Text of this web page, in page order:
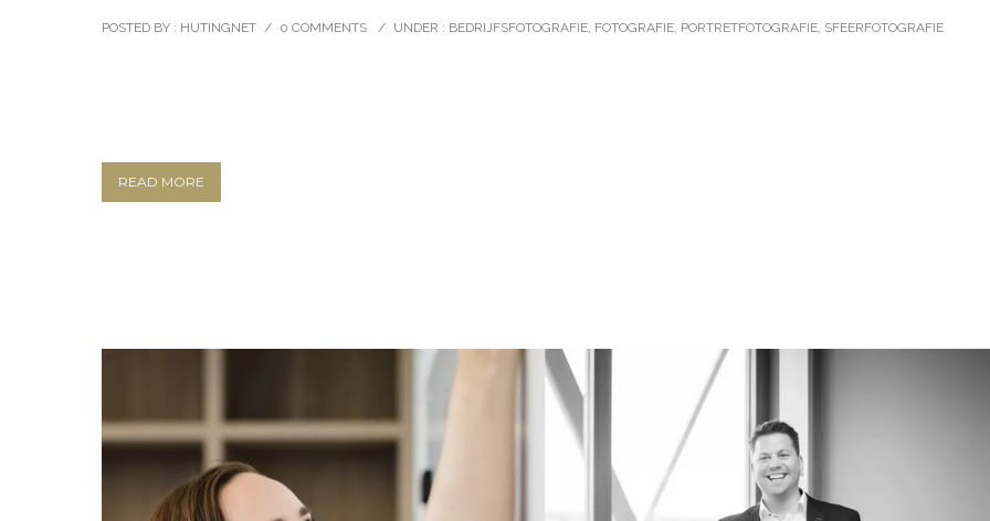
POSTED BY : HUTINGNET / 0 COMMENTS / UNDER : BEDRIJFSFOTOGRAFIE, FOTOGRAFIE, PORTRETFOTOGRAFIE, SFEERFOTOGRAFIE
READ MORE